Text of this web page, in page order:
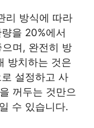
리 방식에 따라
을 20%에서
며, 완전히 방
방치하는 것은
설정하고 사
꺼두는 것만으
수 있습니다.